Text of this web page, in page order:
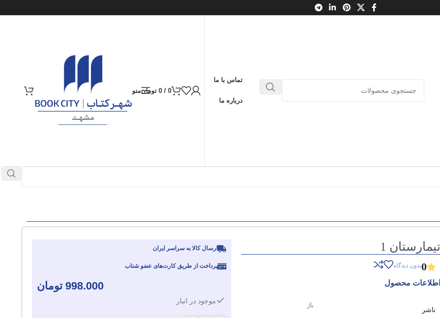
تماس با ما
درباره ما
0
/
0 تومانمنو
تیمارستان 1
0بدون دیدگاه
اطلاعات محصول
ناشر
باژ
ارسال کالا به سراسر ایران
پرداخت از طریق کارت‌های عضو شتاب
998.000 تومان
موجود در انبار